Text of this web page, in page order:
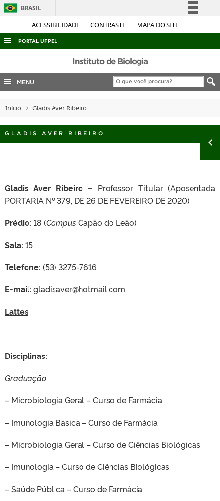
ACESSIBILIDADE CONTRASTE MAPA DO SITE
BRASIL
Simplifique!
Acesso à informação
Legislação
Canais
PORTAL UFPEL
ACESSO À INFORMAÇÃO
AUDITORIA
COBALTO
CONCURSOS
EDITAIS
INTERNACIONAL
TELEFONES
Instituto de Biologia
MENU
Início Gladis Aver Ribeiro
GLADIS AVER RIBEIRO
Gladis Aver Ribeiro – Professor Titular (Aposentada
PORTARIA Nº 379, DE 26 DE FEVEREIRO DE 2020)
Prédio: 18 (CampusCapão do Leão)
Sala: 15
Telefone: (53) 3275-7616
E-mail: gladisaver@hotmail.com
Lattes
Disciplinas:
Graduação
– Microbiologia Geral – Curso de Farmácia
– Imunologia Básica – Curso de Farmácia
– Microbiologia Geral – Curso de Ciências Biológicas
– Imunologia – Curso de Ciências Biológicas
– Saúde Pública – Curso de Farmácia